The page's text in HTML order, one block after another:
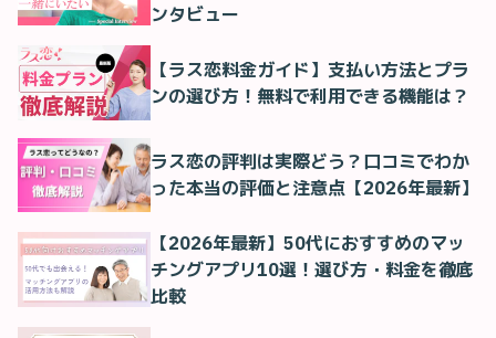
ンタビュー
【ラス恋料金ガイド】支払い方法とプラ
ンの選び方！無料で利用できる機能は？
ラス恋の評判は実際どう？口コミでわか
った本当の評価と注意点【2026年最新】
【2026年最新】50代におすすめのマッ
チングアプリ10選！選び方・料金を徹底
比較